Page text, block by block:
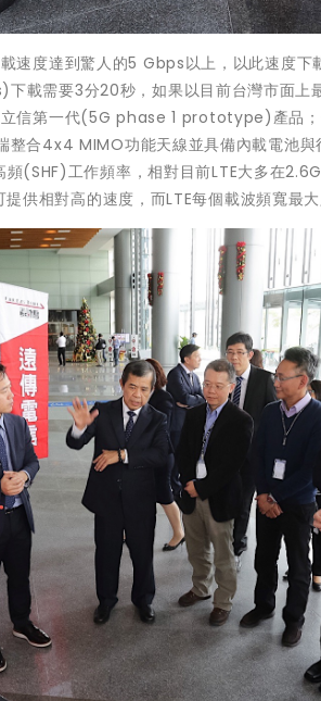
速度達到驚人的5 Gbps以上，以此速度
載需要3分20秒，如果以目前台灣市面
信第一代(5G phase 1 prototype)產品
整合4x4 MIMO功能天線並具備內載電池
頻(SHF)工作頻率，相對目前LTE大多在
相對高的速度，而LTE每個載波頻寬最